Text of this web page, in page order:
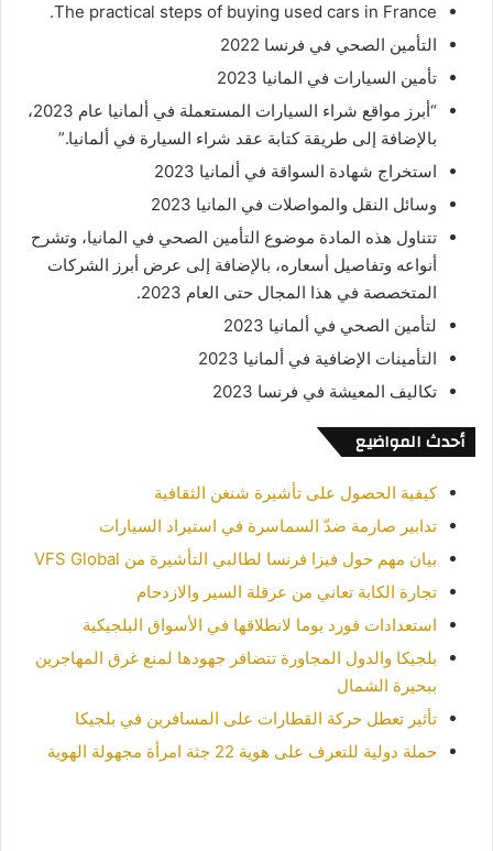
The practical steps of buying used cars in France.
التأمين الصحي في فرنسا 2022
تأمين السيارات في المانيا 2023
“أبرز مواقع شراء السيارات المستعملة في ألمانيا عام 2023،
بالإضافة إلى طريقة كتابة عقد شراء السيارة في ألمانيا.”
استخراج شهادة السواقة في ألمانيا 2023
وسائل النقل والمواصلات في المانيا 2023
تتناول هذه المادة موضوع التأمين الصحي في المانيا، وتشرح
أنواعه وتفاصيل أسعاره، بالإضافة إلى عرض أبرز الشركات
المتخصصة في هذا المجال حتى العام 2023.
لتأمين الصحي في ألمانيا 2023
التأمينات الإضافية في ألمانيا 2023
تكاليف المعيشة في فرنسا 2023
أحدث المواضيع
كيفية الحصول على تأشيرة شنغن الثقافية
تدابير صارمة ضدّ السماسرة في استيراد السيارات
بيان مهم حول فيزا فرنسا لطالبي التأشيرة من VFS Global
تجارة الكابة تعاني من عرقلة السير والازدحام
استعدادات فورد بوما لانطلاقها في الأسواق البلجيكية
بلجيكا والدول المجاورة تتضافر جهودها لمنع غرق المهاجرين
ببحيرة الشمال
تأثير تعطل حركة القطارات على المسافرين في بلجيكا
حملة دولية للتعرف على هوية 22 جثة امرأة مجهولة الهوية